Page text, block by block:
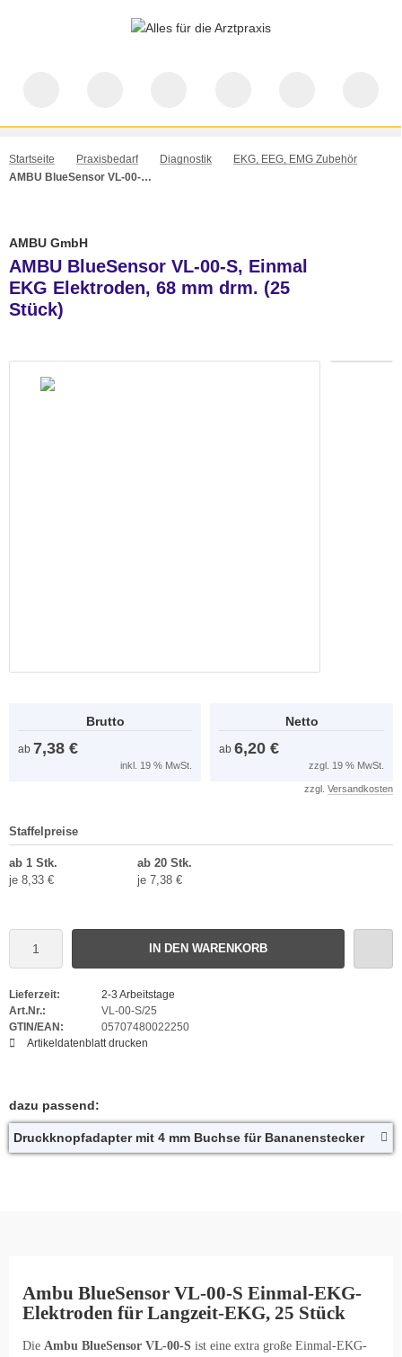
Startseite Praxisbedarf Diagnostik
EKG, EEG, EMG Zubehör
AMBU BlueSensor VL-00-S, Einmal EKG Elektroden, 68 mm drm. (25 Stück)
AMBU GmbH
AMBU BlueSensor VL-00-S, Einmal
EKG Elektroden, 68 mm drm. (25
Stück)
Brutto
ab 7,38 €
inkl. 19 % MwSt.
Netto
ab 6,20 €
zzgl. 19 % MwSt.
zzgl. Versandkosten
Staffelpreise
ab 1 Stk.
je 8,33 €
ab 20 Stk.
je 7,38 €
IN DEN WARENKORB
Lieferzeit:
2-3 Arbeitstage
Art.Nr.:
VL-00-S/25
GTIN/EAN:
05707480022250
Artikeldatenblatt drucken
dazu passend:
Druckknopfadapter mit 4 mm Buchse für Bananenstecker
Ambu BlueSensor VL-00-S Einmal-EKG-
Elektroden für Langzeit-EKG, 25 Stück
Die Ambu BlueSensor VL-00-S ist eine extra große Einmal-EKG-